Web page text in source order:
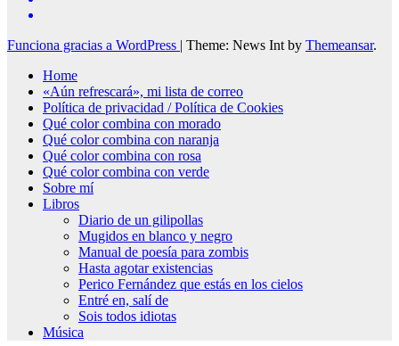
Funciona gracias a WordPress | Theme: News Int by Themeansar.
Home
«Aún refrescará», mi lista de correo
Política de privacidad / Política de Cookies
Qué color combina con morado
Qué color combina con naranja
Qué color combina con rosa
Qué color combina con verde
Sobre mí
Libros
Diario de un gilipollas
Mugidos en blanco y negro
Manual de poesía para zombis
Hasta agotar existencias
Perico Fernández que estás en los cielos
Entré en, salí de
Sois todos idiotas
Música